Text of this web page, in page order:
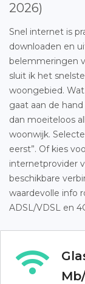
2026)
Snel internet is
downloaden en
belemmeringen
sluit ik het
woongebied.
gaat aan de
dan moeiteloos
woonwijk.
eerst”. Of kies
internetprovider
beschikbare
waardevolle info
ADSL/VDSL en